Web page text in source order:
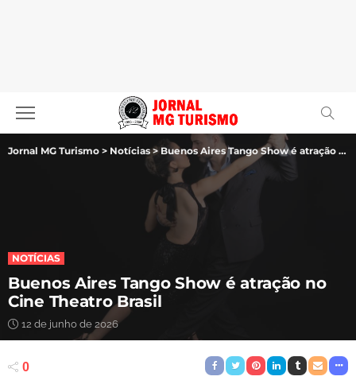
Jornal MG Turismo > Notícias> Buenos Aires Tango Show é atração no Cine Theatro Brasil
NOTÍCIAS
Buenos Aires Tango Show é atração no
Cine Theatro Brasil
12 de junho de 2026
0